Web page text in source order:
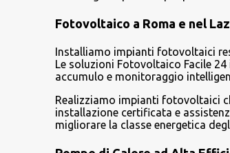
Fotovoltaico a Roma e nel
Installiamo impianti fotovoltaici
Le soluzioni Fotovoltaico Facile
accumulo e monitoraggio
Realizziamo impianti fotovoltaici
installazione certificata e
migliorare la classe energetica